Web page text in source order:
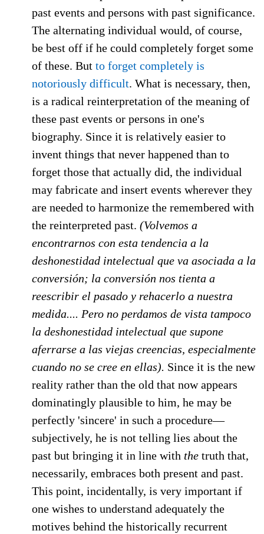
past events and persons with past significance.
The alternating individual would, of course,
be best off if he could completely forget some
of these. But to forget completely is
notoriously difficult. What is necessary, then,
is a radical reinterpretation of the meaning of
these past events or persons in one's
biography. Since it is relatively easier to
invent things that never happened than to
forget those that actually did, the individual
may fabricate and insert events wherever they
are needed to harmonize the remembered with
the reinterpreted past. (Volvemos a
encontrarnos con esta tendencia a la
deshonestidad intelectual que va asociada a la
conversión; la conversión nos tienta a
reescribir el pasado y rehacerlo a nuestra
medida.... Pero no perdamos de vista tampoco
la deshonestidad intelectual que supone
aferrarse a las viejas creencias, especialmente
cuando no se cree en ellas). Since it is the new
reality rather than the old that now appears
dominatingly plausible to him, he may be
perfectly 'sincere' in such a procedure—
subjectively, he is not telling lies about the
past but bringing it in line with the truth that,
necessarily, embraces both present and past.
This point, incidentally, is very important if
one wishes to understand adequately the
motives behind the historically recurrent